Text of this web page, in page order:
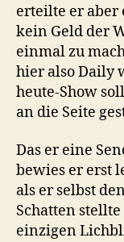
erteilte er aber
kein Geld der
einmal zu
hier also Daily
heute-Show
an die Seite
Das er eine
bewies er erst
als er selbst
Schatten
einzigen